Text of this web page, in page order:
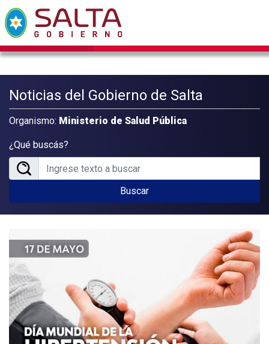
Noticias del Gobierno de Salta
Organismo: Ministerio de Salud Pública
¿Qué buscás?
Buscar